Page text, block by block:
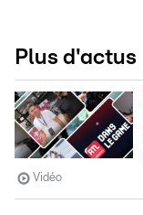
Plus d'actus
Vidéo